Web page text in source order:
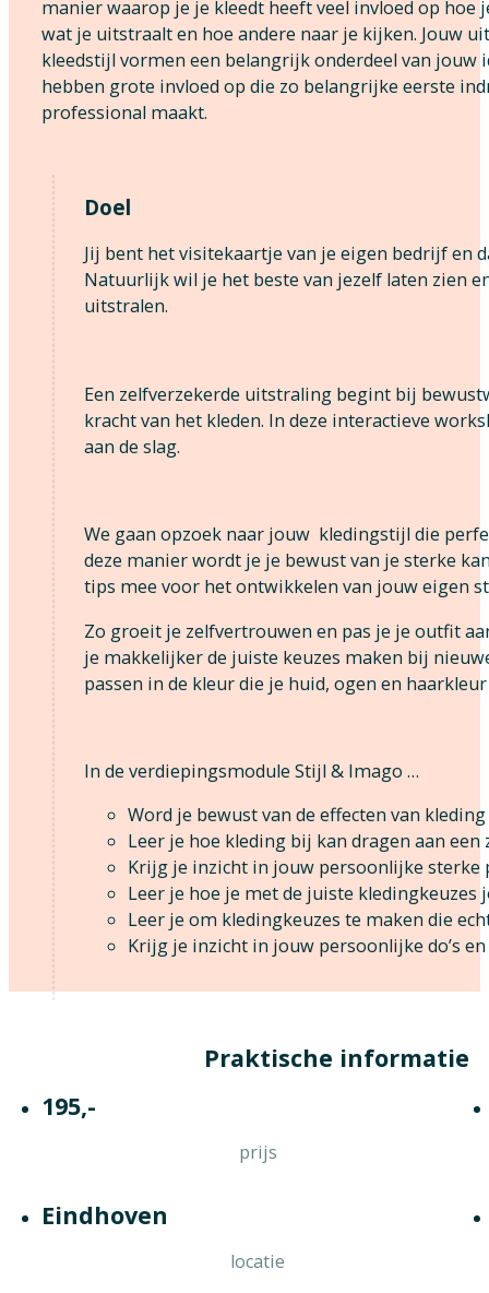
manier waarop je je kleedt heeft veel invloed op hoe
wat je uitstraalt en hoe andere naar je kijken. Jouw
kleedstijl vormen een belangrijk onderdeel van jouw
hebben grote invloed op die zo belangrijke eerste
professional maakt.
Doel
Jij bent het visitekaartje van je eigen bedrijf en
Natuurlijk wil je het beste van jezelf laten zien
uitstralen.
Een zelfverzekerde uitstraling begint bij
kracht van het kleden. In deze interactieve
aan de slag.
We gaan opzoek naar jouw kledingstijl die
deze manier wordt je je bewust van je sterke
tips mee voor het ontwikkelen van jouw eigen
Zo groeit je zelfvertrouwen en pas je je outfit
je makkelijker de juiste keuzes maken bij
passen in de kleur die je huid, ogen en
In de verdiepingsmodule Stijl & Imago …
Word je bewust van de effecten van
Leer je hoe kleding bij kan dragen aan
Krijg je inzicht in jouw persoonlijke sterke
Leer je hoe je met de juiste
Leer je om kledingkeuzes te maken die
Krijg je inzicht in jouw persoonlijke do’s
Praktische informatie
195,-
prijs
Eindhoven
locatie